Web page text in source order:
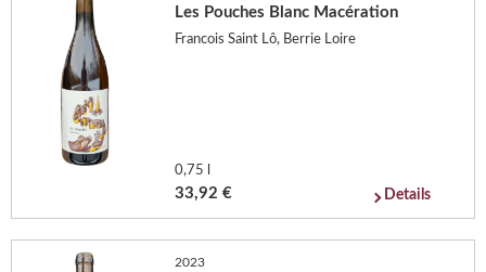
Les Pouches Blanc Macération
Francois Saint Lô, Berrie Loire
0,75 l
33,92 € Details
2023